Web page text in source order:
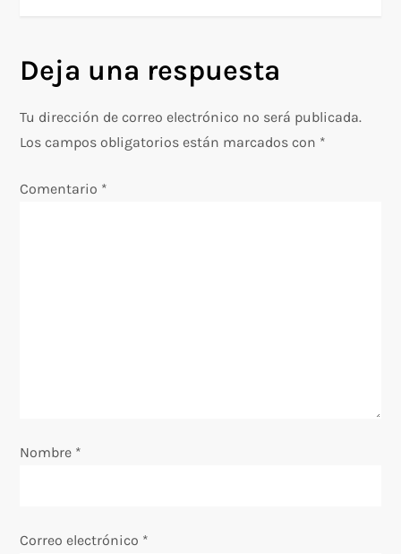
g
a
n
Deja una respuesta
Tu dirección de correo electrónico no será publicada.
Los campos obligatorios están marcados con *
Comentario *
Nombre *
Correo electrónico *